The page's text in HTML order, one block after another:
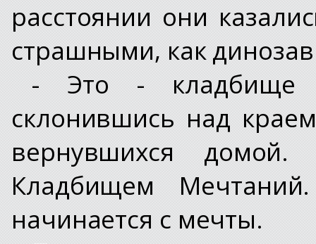
расстоянии они
страшными, как
- Это - кладбище
склонившись над
вернувшихся
Кладбищем
начинается с мечты.